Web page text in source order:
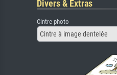
Divers & Extras
Cintre photo
Cintre à image dentelée